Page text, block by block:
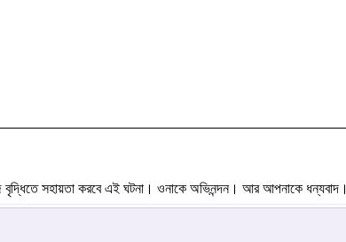
বৃদ্ধিতে সহায়তা করবে এই ঘটনা। ওনাকে অভিনন্দন। আর আপনাকে ধন্যবাদ।